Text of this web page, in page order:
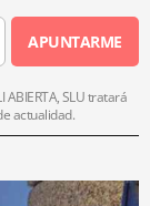
APUNTARME
ABIERTA, SLU tratará
actualidad.